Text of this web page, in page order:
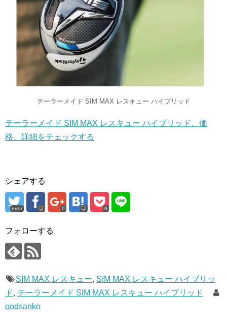
テーラーメイド SIM MAX レスキュー ハイブリッド
テーラーメイド SIM MAX レスキュー ハイブリッド、価
格、詳細をチェックする
シェアする
error 0 0
フォローする
SIM MAX レスキュー, SIM MAX レスキュー ハイブリッ
ド, テーラーメイド SIM MAX レスキュー ハイブリッド
oodsanko